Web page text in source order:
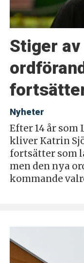
Stiger av
Nyheter
Efter 14 år som
kliver Katrin
fortsätter som
men den nya
kommande